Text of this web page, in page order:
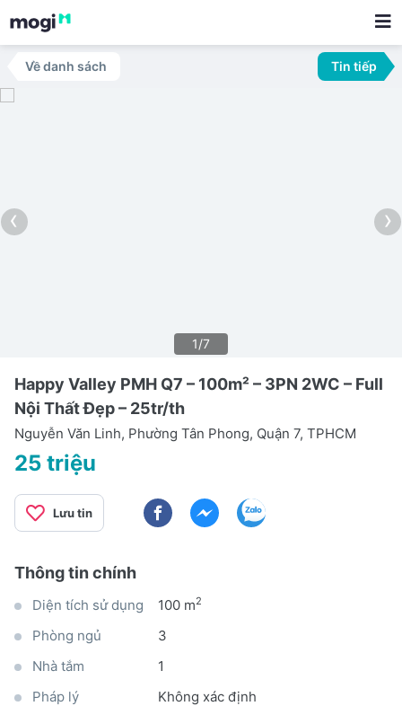
Về danh sách Tin tiếp
‹ ›
1/7
Happy Valley PMH Q7 – 100m² – 3PN 2WC – Full
Nội Thất Đẹp – 25tr/th
Nguyễn Văn Linh, Phường Tân Phong, Quận 7, TPHCM
25 triệu
Lưu tin
Thông tin chính
Diện tích sử dụng 100 m2
Phòng ngủ
3
Nhà tắm
1
Pháp lý
Không xác định